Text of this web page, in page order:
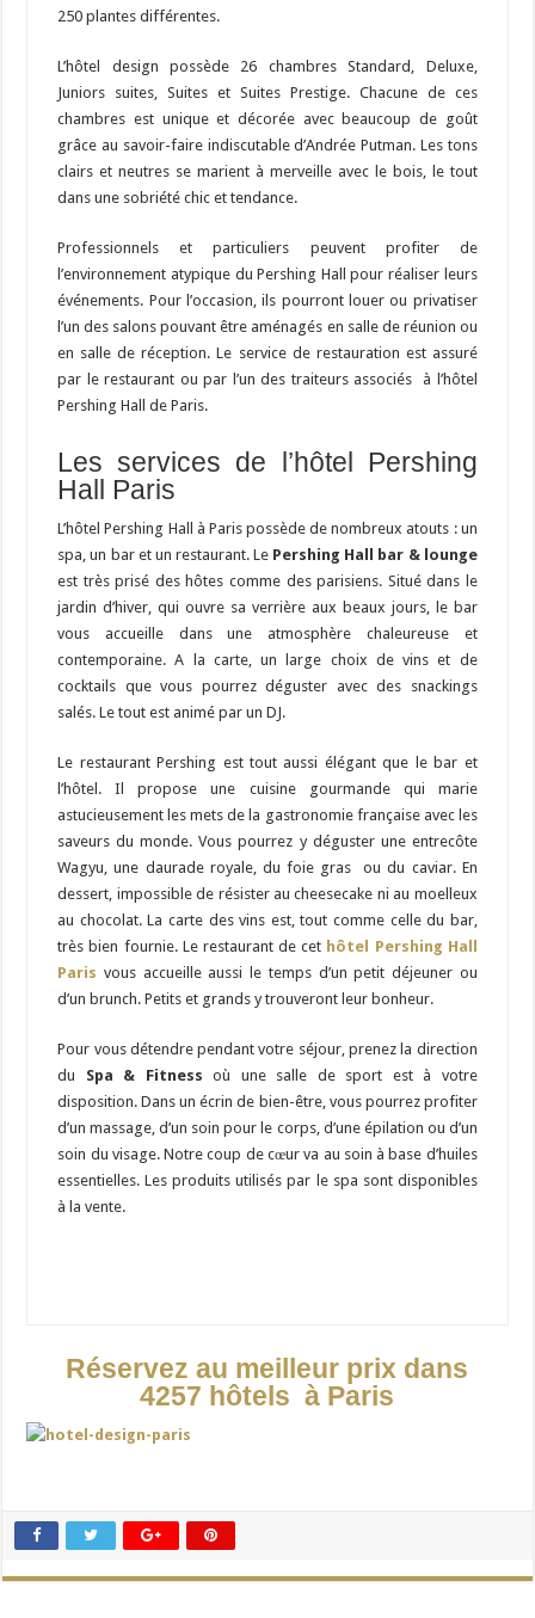
250 plantes différentes.
L’hôtel design possède 26 chambres Standard, Deluxe,
Juniors suites, Suites et Suites Prestige. Chacune de ces
chambres est unique et décorée avec beaucoup de goût
grâce au savoir-faire indiscutable d’Andrée Putman. Les tons
clairs et neutres se marient à merveille avec le bois, le tout
dans une sobriété chic et tendance.
Professionnels et particuliers peuvent profiter de
l’environnement atypique du Pershing Hall pour réaliser leurs
événements. Pour l’occasion, ils pourront louer ou privatiser
l’un des salons pouvant être aménagés en salle de réunion ou
en salle de réception. Le service de restauration est assuré
par le restaurant ou par l’un des traiteurs associés à l’hôtel
Pershing Hall de Paris.
Les services de l’hôtel Pershing
Hall Paris
L’hôtel Pershing Hall à Paris possède de nombreux atouts : un
spa, un bar et un restaurant. Le Pershing Hall bar & lounge
est très prisé des hôtes comme des parisiens. Situé dans le
jardin d’hiver, qui ouvre sa verrière aux beaux jours, le bar
vous accueille dans une atmosphère chaleureuse et
contemporaine. A la carte, un large choix de vins et de
cocktails que vous pourrez déguster avec des snackings
salés. Le tout est animé par un DJ.
Le restaurant Pershing est tout aussi élégant que le bar et
l’hôtel. Il propose une cuisine gourmande qui marie
astucieusement les mets de la gastronomie française avec les
saveurs du monde. Vous pourrez y déguster une entrecôte
Wagyu, une daurade royale, du foie gras ou du caviar. En
dessert, impossible de résister au cheesecake ni au moelleux
au chocolat. La carte des vins est, tout comme celle du bar,
très bien fournie. Le restaurant de cet hôtel Pershing Hall
Paris vous accueille aussi le temps d’un petit déjeuner ou
d’un brunch. Petits et grands y trouveront leur bonheur.
Pour vous détendre pendant votre séjour, prenez la direction
du Spa & Fitness où une salle de sport est à votre
disposition. Dans un écrin de bien-être, vous pourrez profiter
d’un massage, d’un soin pour le corps, d’une épilation ou d’un
soin du visage. Notre coup de cœur va au soin à base d’huiles
essentielles. Les produits utilisés par le spa sont disponibles
à la vente.
Réservez au meilleur prix dans
4257 hôtels à Paris